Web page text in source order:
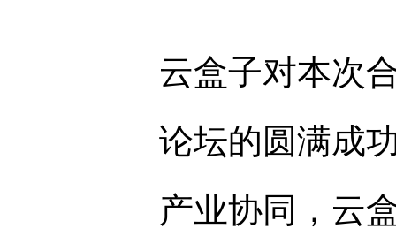
云盒子对本次
论坛的圆满成
产业协同，云